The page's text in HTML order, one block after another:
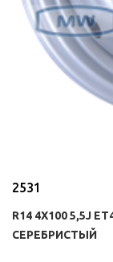
2531
R14 4X100 5,5J
СЕРЕБРИСТЫЙ